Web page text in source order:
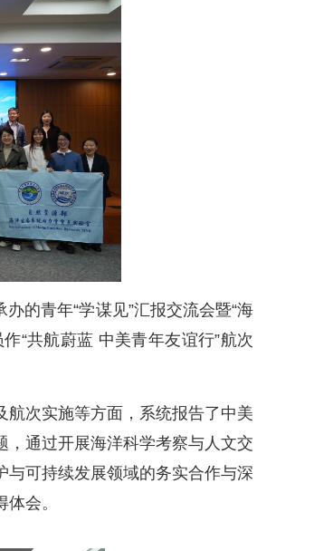
的青年“学谋见”汇报交流会暨“海
“共航蔚蓝 中美青年友谊行”航次
次实施等方面，系统报告了中美
通过开展海洋科学考察与人文交
可持续发展领域的务实合作与深
会。